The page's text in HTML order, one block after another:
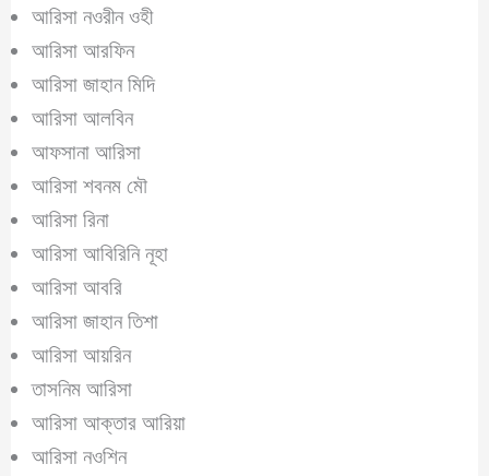
আরিসা নওরীন ওহী
আরিসা আরফিন
আরিসা জাহান মিদি
আরিসা আলবিন
আফসানা আরিসা
আরিসা শবনম মৌ
আরিসা রিনা
আরিসা আবিরিনি নূহা
আরিসা আবরি
আরিসা জাহান তিশা
আরিসা আয়রিন
তাসনিম আরিসা
আরিসা আক্তার আরিয়া
আরিসা নওশিন